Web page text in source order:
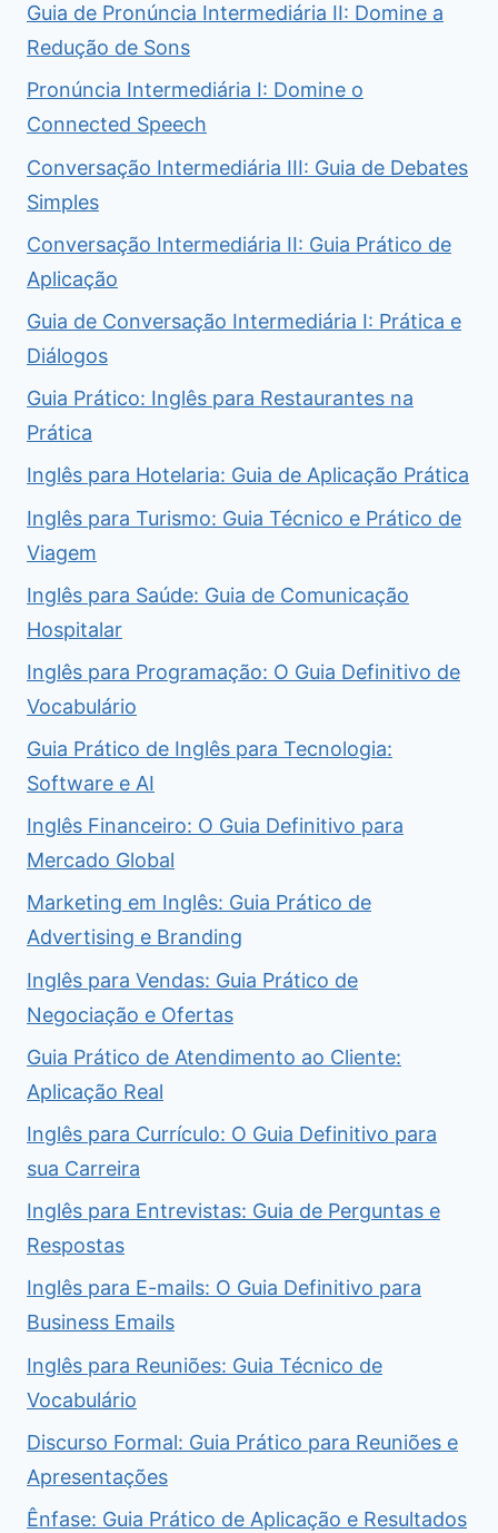
Guia de Pronúncia Intermediária II: Domine a
Redução de Sons
Pronúncia Intermediária I: Domine o
Connected Speech
Conversação Intermediária III: Guia de Debates
Simples
Conversação Intermediária II: Guia Prático de
Aplicação
Guia de Conversação Intermediária I: Prática e
Diálogos
Guia Prático: Inglês para Restaurantes na
Prática
Inglês para Hotelaria: Guia de Aplicação Prática
Inglês para Turismo: Guia Técnico e Prático de
Viagem
Inglês para Saúde: Guia de Comunicação
Hospitalar
Inglês para Programação: O Guia Definitivo de
Vocabulário
Guia Prático de Inglês para Tecnologia:
Software e AI
Inglês Financeiro: O Guia Definitivo para
Mercado Global
Marketing em Inglês: Guia Prático de
Advertising e Branding
Inglês para Vendas: Guia Prático de
Negociação e Ofertas
Guia Prático de Atendimento ao Cliente:
Aplicação Real
Inglês para Currículo: O Guia Definitivo para
sua Carreira
Inglês para Entrevistas: Guia de Perguntas e
Respostas
Inglês para E-mails: O Guia Definitivo para
Business Emails
Inglês para Reuniões: Guia Técnico de
Vocabulário
Discurso Formal: Guia Prático para Reuniões e
Apresentações
Ênfase: Guia Prático de Aplicação e Resultados